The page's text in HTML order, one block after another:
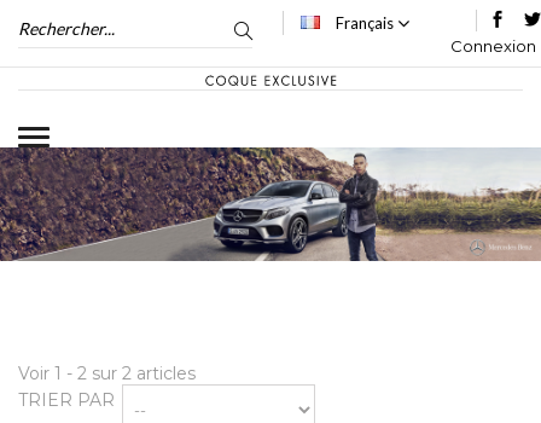
Français
Connexion
Voir 1 - 2 sur 2 articles
TRIER PAR